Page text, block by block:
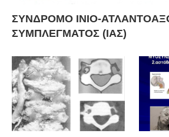
ΣΥΝΔΡΟΜΟ ΙΝΙΟ-
ΣΥΜΠΛΕΓΜΑΤΟΣ (ΙΑΣ)